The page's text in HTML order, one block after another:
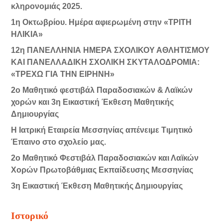
κληρονομιάς 2025.
1η Οκτωβρίου. Ημέρα αφιερωμένη στην «ΤΡΙΤΗ
ΗΛΙΚΙΑ»
12η ΠΑΝΕΛΛΗΝΙΑ ΗΜΕΡΑ ΣΧΟΛΙΚΟΥ ΑΘΛΗΤΙΣΜΟΥ
ΚΑΙ ΠΑΝΕΛΛΑΔΙΚΗ ΣΧΟΛΙΚΗ ΣΚΥΤΑΛΟΔΡΟΜΙΑ:
«ΤΡΕΧΩ ΓΙΑ ΤΗΝ ΕΙΡΗΝΗ»
2ο Μαθητικό φεστιβάλ Παραδοσιακών & Λαϊκών
χορών και 3η Εικαστική Έκθεση Μαθητικής
Δημιουργίας
Η Ιατρική Εταιρεία Μεσσηνίας απένειμε Τιμητικό
Έπαινο στο σχολείο μας.
2ο Μαθητικό Φεστιβάλ Παραδοσιακών και Λαϊκών
Χορών Πρωτοβάθμιας Εκπαίδευσης Μεσσηνίας
3η Εικαστική Έκθεση Μαθητικής Δημιουργίας
Ιστορικό